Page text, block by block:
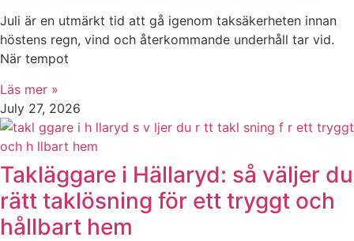
Juli är en utmärkt tid att gå igenom taksäkerheten innan
höstens regn, vind och återkommande underhåll tar vid.
När tempot
Läs mer »
July 27, 2026
Takläggare i Hällaryd: så väljer du
rätt taklösning för ett tryggt och
hållbart hem